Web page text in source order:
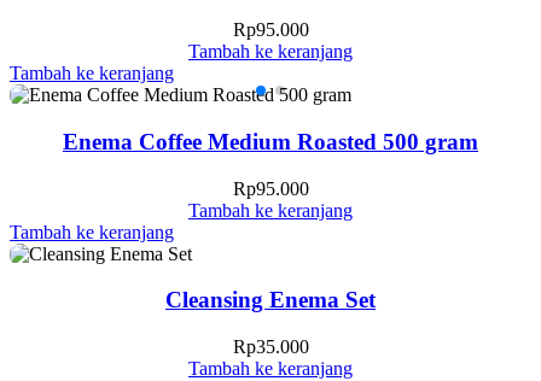
Rp95.000
Tambah ke keranjang
Tambah ke keranjang
Enema Coffee Medium Roasted 500 gram
Rp95.000
Tambah ke keranjang
Tambah ke keranjang
Cleansing Enema Set
Rp35.000
Tambah ke keranjang